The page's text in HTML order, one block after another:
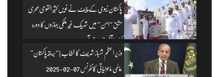
پاکستان نیوی کے چیف نے نویں کثیر القومی بحری
مشق “امن” میں شریک غیر ملکی جہازوں کا دورہ
کیا۔ | آئی ایس پی آر
وزیرِ اعظم شہباز شریف کا خطاب | “بریتھ پاکستان”
عالمی ماحولیاتی کانفرنس 07-02-2025